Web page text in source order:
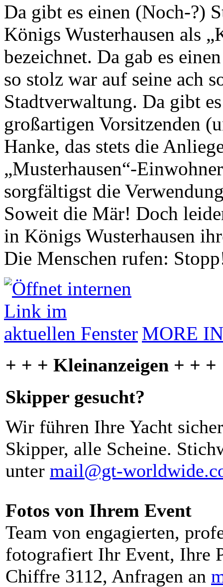
Da gibt es einen (Noch-?)
Königs Wusterhausen als
bezeichnet. Da gab es
so stolz war auf seine ach
Stadtverwaltung. Da gibt
großartigen Vorsitzenden
Hanke, das stets die
„Musterhausen“-
sorgfältigst die
Soweit die Mär! Doch
in Königs Wusterhausen
Die Menschen rufen:
MORE
+ + + Kleinanzeigen + + +
Skipper gesucht?
Wir führen Ihre Yacht
Skipper, alle Scheine.
unter mail@gt-
Fotos von Ihrem Event
Team von engagierten,
fotografiert Ihr Event, Ihre
Chiffre 3112, Anfragen an